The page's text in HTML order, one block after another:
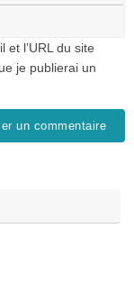
et l’URL du site
je publierai un